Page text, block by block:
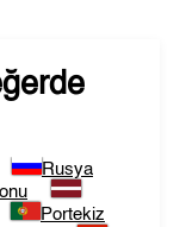
Rusya
Portekiz